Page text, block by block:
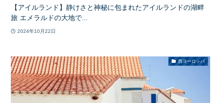
【アイルランド】静けさと神秘に包まれたアイルランドの湖畔
旅 エメラルドの大地で...
2024年10月22日
西ヨーロッパ